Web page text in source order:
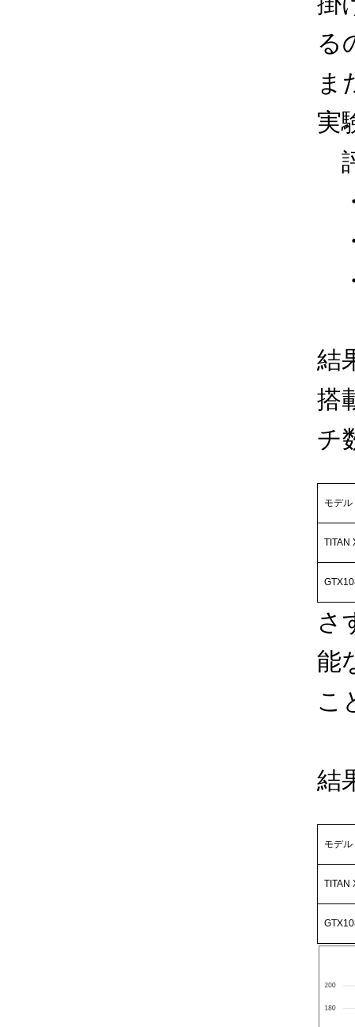
る
ま
実
結
搭
チ
モデル
さ
能
こ
結
モデル